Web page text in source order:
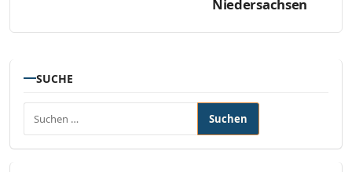
Niedersachsen
SUCHE